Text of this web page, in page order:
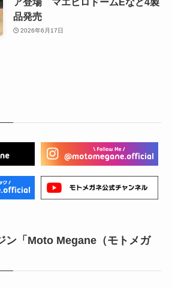
品発売
2026年6月17日
ン「Moto Megane（モトメガ